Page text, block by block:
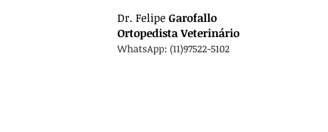
Dr. Felipe Garofallo
Ortopedista Veterinário
WhatsApp: (11)97522-5102